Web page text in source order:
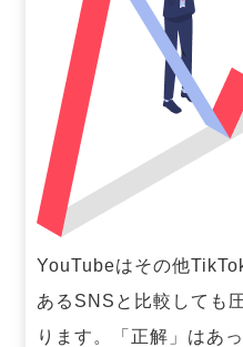
YouTubeはその他
あるSNSと比較しても
ります。「正解」はあ